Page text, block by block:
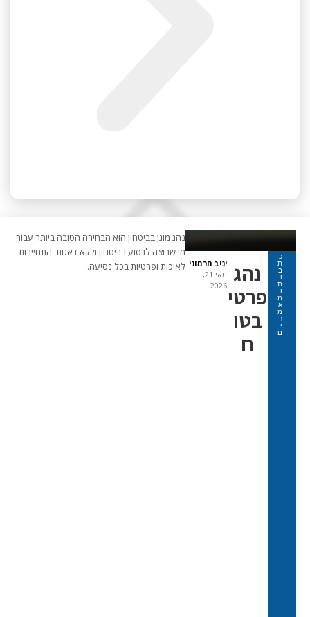
כ
ת
ב
ו
ת
ו
מ
א
מ
ר
י
ם
נהג
פרטי
בטו
ח
יניב חרמוני
מאי 21,
2026
נהג מוגן בביטחון הוא הבחירה הטובה ביותר עבור
מי שרוצה לנסוע בביטחון וללא דאגות. התחייבות
לאיכות ופרטיות בכל נסיעה.